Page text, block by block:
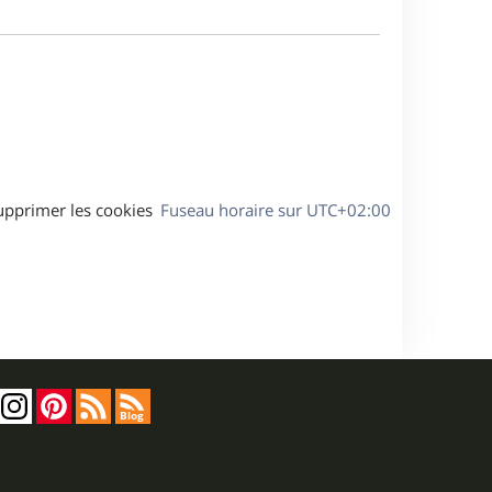
g
Fuseau horaire sur UTC+02:00
les cookies